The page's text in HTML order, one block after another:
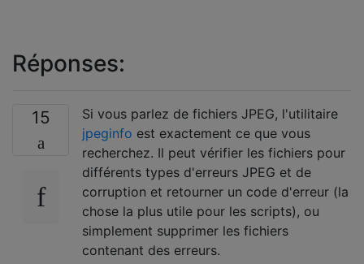
Réponses:
15
Si vous parlez de fichiers JPEG, l'utilitaire
jpeginfo est exactement ce que vous
recherchez. Il peut vérifier les fichiers pour
différents types d'erreurs JPEG et de
corruption et retourner un code d'erreur (la
chose la plus utile pour les scripts), ou
simplement supprimer les fichiers
contenant des erreurs.